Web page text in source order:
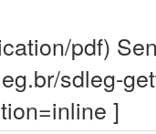
pdf)
sdleg-
]